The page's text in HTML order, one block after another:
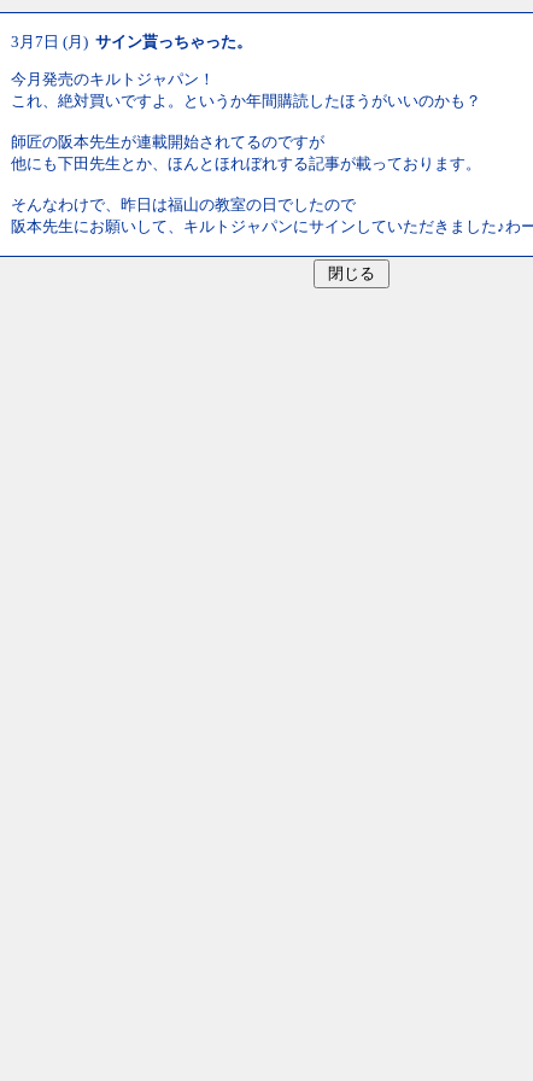
3月7日 (月) サイン貰っちゃった。
今月発売のキルトジャパン！
これ、絶対買いですよ。というか年間購読したほうがいいのかも？
師匠の阪本先生が連載開始されてるのですが
他にも下田先生とか、ほんとほれぼれする記事が載っております。
そんなわけで、昨日は福山の教室の日でしたので
阪本先生にお願いして、キルトジャパンにサインしていただきました♪わ